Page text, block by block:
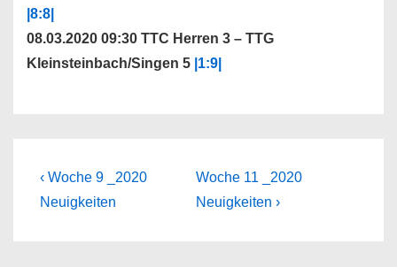
|8:8|
08.03.2020 09:30 TTC Herren 3 – TTG
Kleinsteinbach/Singen 5 |1:9|
Beitragsnavigation
Vorheriger
Beitrag
‹ Woche 9 _2020
Neuigkeiten
Nächster
Beitrag
Woche 11 _2020
Neuigkeiten ›